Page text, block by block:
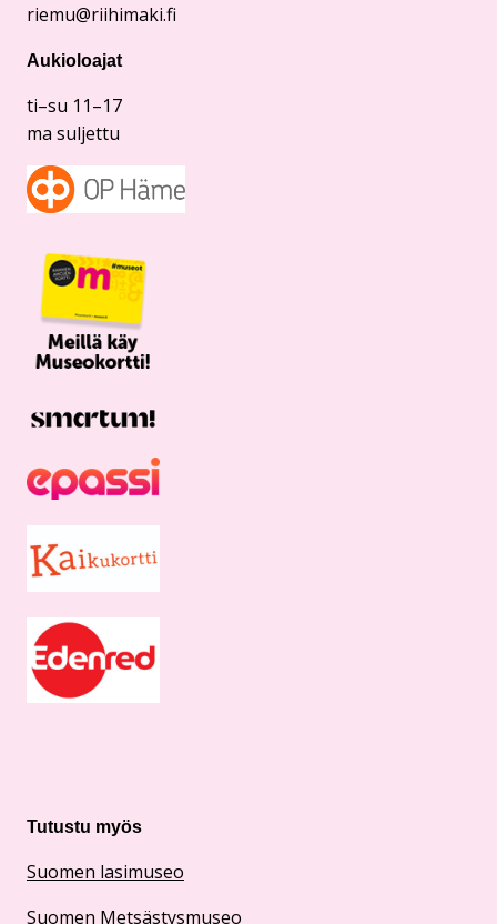
riemu@riihimaki.fi
Aukioloajat
ti–su 11–17
ma suljettu
Tutustu myös
Suomen lasimuseo
Suomen Metsästysmuseo